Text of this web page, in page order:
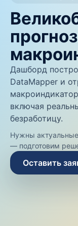
Дашборд
DataMapper и
включая
безработицу.
Нужны
— подготовим
Оставить